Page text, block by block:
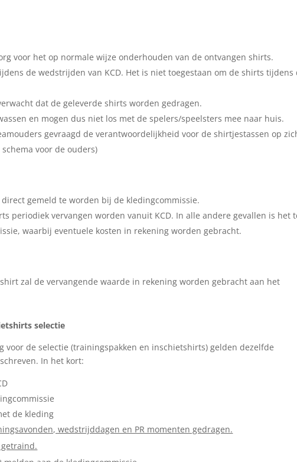
voor het op normale wijze onderhouden van de ontvangen shirts.
de wedstrijden van KCD. Het is niet toegestaan om de shirts tijdens
dat de geleverde shirts worden gedragen.
en mogen dus niet los met de spelers/speelsters mee naar huis.
gevraagd de verantwoordelijkheid voor de shirtjestassen op
voor de ouders)
gemeld te worden bij de kledingcommissie.
periodiek vervangen worden vanuit KCD. In alle andere gevallen is het
waarbij eventuele kosten in rekening worden gebracht.
zal de vervangende waarde in rekening worden gebracht aan het
selectie
voor de selectie (trainingspakken en inschietshirts) gelden dezelfde
In het kort:
de kleding
wedstrijddagen en PR momenten gedragen.